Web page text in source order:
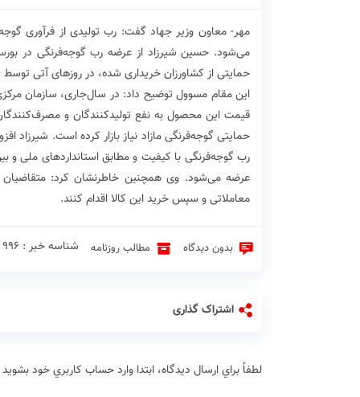
مهر- معاون وزیر جهاد گفت: رب تولیدی از فرآوری
می‌شود. حسین شیرزاد از عرضه رب گوجه‌فرنگی در
حمایتی از کشاورزان خریداری شده، در روزهای آتی
این مقام مسوول توضیح داد: در سال‌جاری، سازمان
قیمت این محصول به نفع تولید‌کنندگان و
حمایتی گوجه‌فرنگی مازاد نیاز بازار کرده است.
رب گوجه‌فرنگی با کیفیت و مطابق استاندارد‌های ملی و
عرضه می‌شود. وی همچنین خاطرنشان کرد: متقاضیان
معاملاتی و سپس خرید این کالا اقدام کنند.
بدون دیدگاه مطالب روزنامه شناسه خبر : 996 ♦
اشتراک گذاری
لطفاً براي ارسال دیدگاه، ابتدا وارد حساب كاربري خود بشويد